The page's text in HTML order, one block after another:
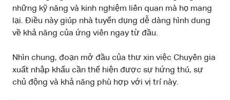
những kỹ năng và kinh nghiệm liên quan mà họ mang
lại. Điều này giúp nhà tuyển dụng dễ dàng hình dung
về khả năng của ứng viên ngay từ đầu.
Nhìn chung, đoạn mở đầu của thư xin việc Chuyên gia
xuất nhập khẩu cần thể hiện được sự hứng thú, sự
chủ động và khả năng phù hợp với vị trí này.